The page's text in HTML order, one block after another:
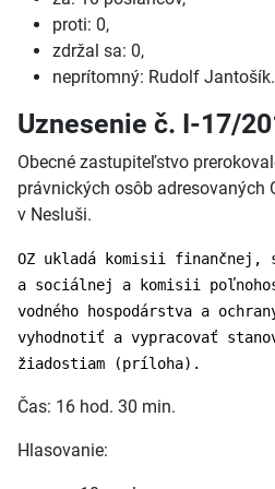
proti: 0,
zdržal sa: 0,
neprítomný: Rudolf Jantošík.
Uznesenie č. I-17/
Obecné zastupiteľstvo
právnických osôb adresovaných
v Nesluši.
OZ ukladá komisii finančnej,
a sociálnej a komisii
vodného hospodárstva a
vyhodnotiť a vypracovať
žiadostiam (príloha).
Čas: 16 hod. 30 min.
Hlasovanie: